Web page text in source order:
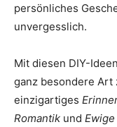
persönliches
unvergesslich.
Mit diesen DIY-
ganz besondere
einzigartiges
Romantik und